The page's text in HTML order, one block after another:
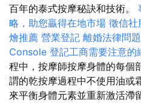
百年的泰式按摩秘訣和技術。
略，助您贏得在地市場 徵信社
燴推薦 營業登記 離婚法律問題
Console 登記工商需要注意的
程中，按摩師按摩身體的每個
謂的乾按摩過程中不使用油或
來平衡身體元素並重新激活滯